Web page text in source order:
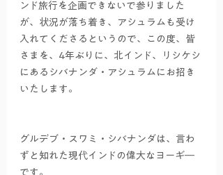
ンド旅行を企画できないで参りました
が、状況が落ち着き、アシュラムも受け
入れてくださるというので、この度、皆
さまを、4年ぶりに、北インド、リシケシ
にあるシバナンダ・アシュラムにお招き
いたします。
グルデブ・スワミ・シバナンダは、言わ
ずと知れた現代インドの偉大なヨーギ―
です。